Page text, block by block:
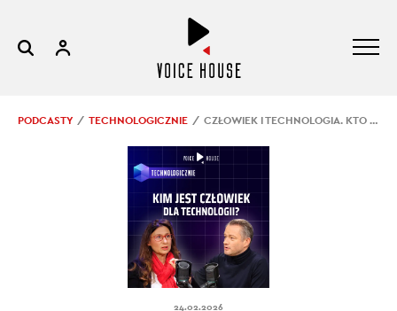
PODCASTY TECHNOLOGICZNIE CZŁOWIEK I TECHNOLOGIA. KTO PROWADZI?
24.02.2026